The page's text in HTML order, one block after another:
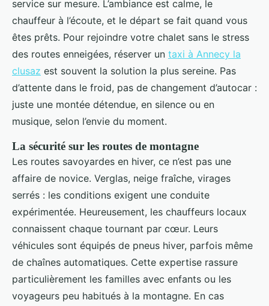
service sur mesure. L’ambiance est calme, le
chauffeur à l’écoute, et le départ se fait quand vous
êtes prêts. Pour rejoindre votre chalet sans le stress
des routes enneigées, réserver un taxi à Annecy la
clusaz est souvent la solution la plus sereine. Pas
d’attente dans le froid, pas de changement d’autocar :
juste une montée détendue, en silence ou en
musique, selon l’envie du moment.
La sécurité sur les routes de montagne
Les routes savoyardes en hiver, ce n’est pas une
affaire de novice. Verglas, neige fraîche, virages
serrés : les conditions exigent une conduite
expérimentée. Heureusement, les chauffeurs locaux
connaissent chaque tournant par cœur. Leurs
véhicules sont équipés de pneus hiver, parfois même
de chaînes automatiques. Cette expertise rassure
particulièrement les familles avec enfants ou les
voyageurs peu habitués à la montagne. En cas